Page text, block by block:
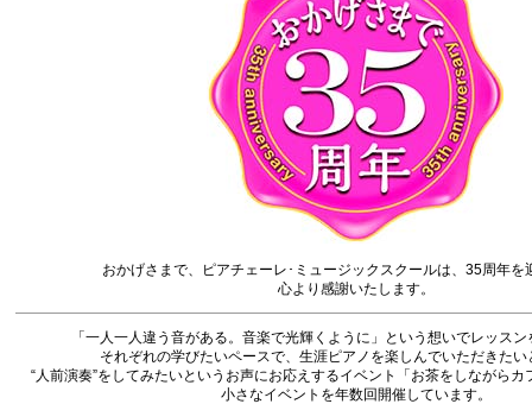
おかげさまで、ピアチェーレ･ミュージックスクールは、35周年を
心より感謝いたします。
「一人一人違う音がある。音楽で光輝くように」という想いでレッス
それぞれの学びたいペースで、生涯ピアノを楽しんでいただきたい
“人前演奏”をしてみたいというお声にお応えするイベント「お茶をしながら
小さなイベントを年数回開催しています。